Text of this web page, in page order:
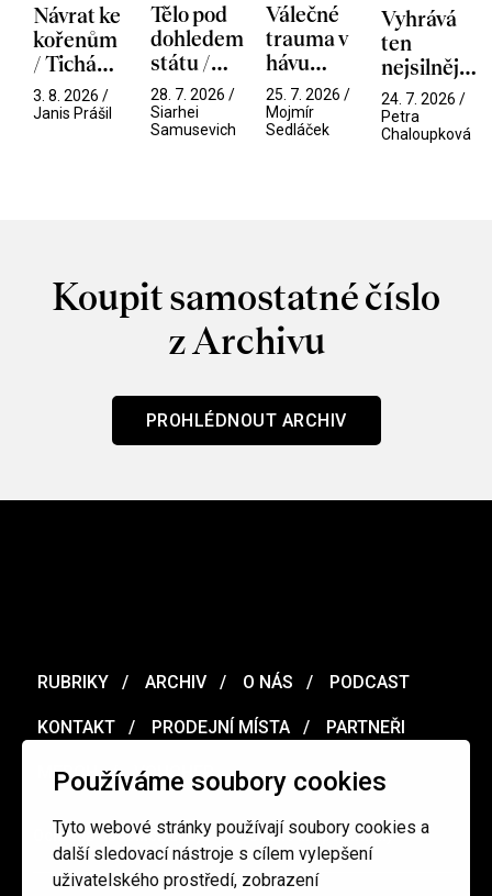
Používáme soubory cookies
Tyto webové stránky používají soubory cookies a
další sledovací nástroje s cílem vylepšení
uživatelského prostředí, zobrazení
Návrat ke
kořenům
/ Tichá
přítelkyně
3. 8. 2026 /
Janis Prášil
Tělo pod
dohledem
státu /
Pramen
28. 7. 2026 /
Siarhei
Samusevich
Válečné
trauma v
hávu
spektáklu
/ Odyssea
25. 7. 2026 /
Mojmír
Sedláček
Vyhrává
ten
nejsilnější
/ V nitru
manosféry
24. 7. 2026 /
Petra
Chaloupková
Koupit samostatné číslo
z Archivu
PROHLÉDNOUT ARCHIV
RUBRIKY ARCHIV O NÁS PODCAST
KONTAKT PRODEJNÍ MÍSTA PARTNEŘI
MERCH VOUCHER
Ochrana osobních údajů / Obchodní podmínky